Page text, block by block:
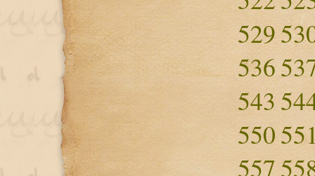
529
536
543
550
557